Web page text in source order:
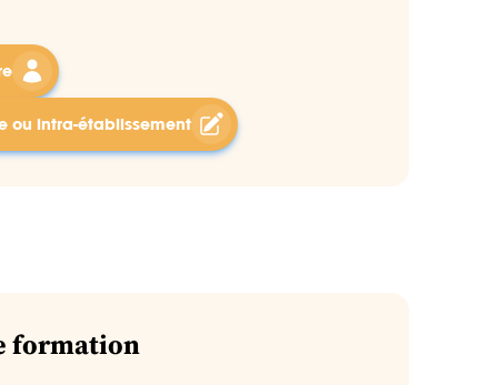
ou intra-établissement
formation